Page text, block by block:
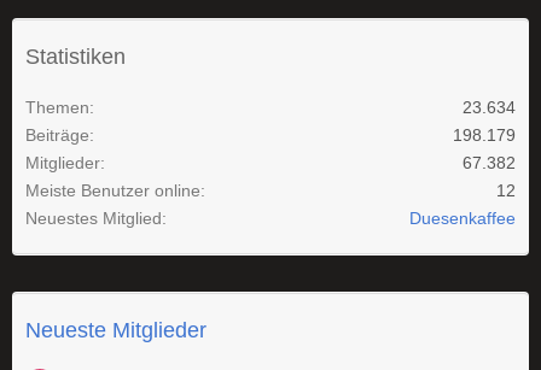
Statistiken
Themen
23.634
Beiträge
198.179
Mitglieder
67.382
Meiste Benutzer online
12
Neuestes Mitglied
Duesenkaffee
Neueste Mitglieder